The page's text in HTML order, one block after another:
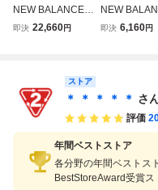
NEW BALANCE◆
ローカットスニー
即決 22,660円
NEW
FRESH
即決 6,160円
ストア
＊ ＊ ＊ ＊ ＊ さ
評価
年間ベストストア
各分野の年間ベストス
BestStoreAward受賞ス